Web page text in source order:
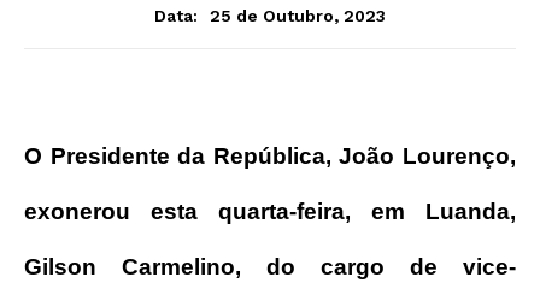
Data:
25 de Outubro, 2023
O Presidente da República, João Lourenço,
exonerou esta quarta-feira, em Luanda,
Gilson Carmelino, do cargo de vice-